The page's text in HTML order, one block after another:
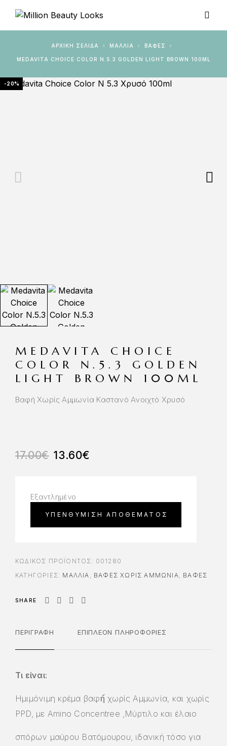
ΑΡΧΙΚΉ ΣΕΛΊΔΑ ΜΑΛΛΙΑ ΒΑΦΈΣ
MEDAVITA CHOICE COLOR N.5.3 GOLDEN LIGHT BROWN 100ML
-20%
MEDAVITA CHOICE
COLOR N.5.3 GOLDEN
LIGHT BROWN 100ML
Βαφή Χωρίς Αμμωνία Καστανό Ανοιχτό Χρυσό
17.00€ 13.60€
Εξαντλημένο
ΚΩΔΙΚΌΣ ΠΡΟΪΌΝΤΟΣ: 001280
ΚΑΤΗΓΟΡΊΕΣ: ΜΑΛΛΙΑ ΒΑΦΈΣ ΧΩΡΊΣ ΑΜΜΩΝΊΑ ΒΑΦΈΣ
SHARE
ΠΕΡΙΓΡΑΦΉ ΕΠΙΠΛΈΟΝ ΠΛΗΡΟΦΟΡΊΕΣ
Τι είναι:
Ημιμόνιμη κρέμα βαφή́ χωρίς Αμμωνία, και χωρίς
PPD, με Amino Concentree ,Μύρτιλο και έλαιο
σπόρων μαύρου Βατόμουρου, ιδανική τόσο για